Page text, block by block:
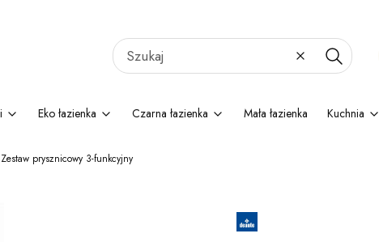
WyczyśćSzukaj
Eko łazienka Czarna łazienka Mała łazienka Kuchnia
prysznicowy 3-funkcyjny